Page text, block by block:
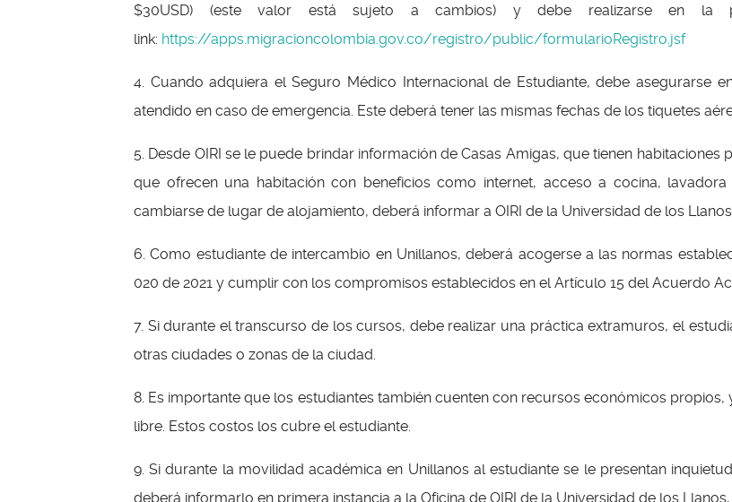
$30USD) (este valor está sujeto a cambios) y debe realizarse en la
link: https://apps.migracioncolombia.gov.co/registro/public/formularioRegistro.jsf
4. Cuando adquiera el Seguro Médico Internacional de Estudiante, debe asegurarse
atendido en caso de emergencia. Este deberá tener las mismas fechas de los tiquetes
5. Desde OIRI se le puede brindar información de Casas Amigas, que tienen habitaciones
que ofrecen una habitación con beneficios como internet, acceso a cocina,
cambiarse de lugar de alojamiento, deberá informar a OIRI de la Universidad de los
6. Como estudiante de intercambio en Unillanos, deberá acogerse a las normas
020 de 2021 y cumplir con los compromisos establecidos en el Artículo 15 del Acuerdo
7. Si durante el transcurso de los cursos, debe realizar una práctica extramuros, el
otras ciudades o zonas de la ciudad.
8. Es importante que los estudiantes también cuenten con recursos económicos
libre. Estos costos los cubre el estudiante.
9. Si durante la movilidad académica en Unillanos al estudiante se le presentan
deberá informarlo en primera instancia a la Oficina de OIRI de la Universidad de los